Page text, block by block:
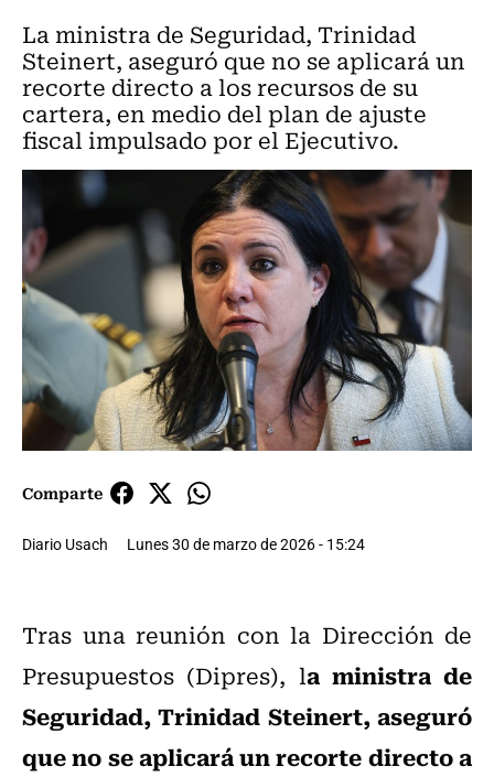
La ministra de Seguridad, Trinidad
Steinert, aseguró que no se aplicará un
recorte directo a los recursos de su
cartera, en medio del plan de ajuste
fiscal impulsado por el Ejecutivo.
Comparte
Diario Usach Lunes 30 de marzo de 2026 - 15:24
Tras una reunión con la Dirección de
Presupuestos (Dipres), la ministra de
Seguridad, Trinidad Steinert, aseguró
que no se aplicará un recorte directo a